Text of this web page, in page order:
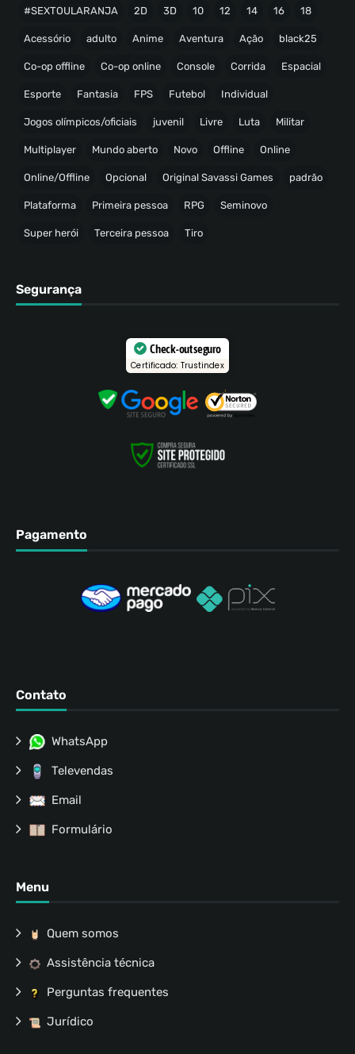
#SEXTOULARANJA 2D 3D 10 12 14 16 18
Acessório adulto Anime Aventura Ação black25
Co-op offline Co-op online Console Corrida Espacial
Esporte Fantasia FPS Futebol Individual
Jogos olímpicos/oficiais juvenil Livre Luta Militar
Multiplayer Mundo aberto Novo Offline Online
Online/Offline Opcional Original Savassi Games padrão
Plataforma Primeira pessoa RPG Seminovo
Super herói Terceira pessoa Tiro
Segurança
Check-out seguro
Certificado: Trustindex
Pagamento
Contato
WhatsApp
Televendas
Email
Formulário
Menu
Quem somos
Assistência técnica
Perguntas frequentes
Jurídico